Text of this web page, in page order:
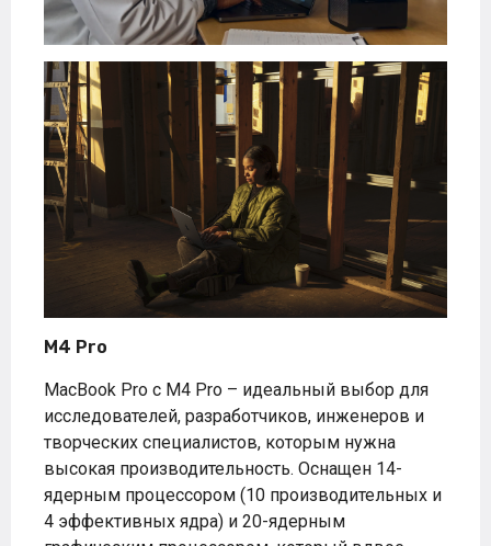
M4 Pro
MacBook Pro с M4 Pro – идеальный выбор для
исследователей, разработчиков, инженеров и
творческих специалистов, которым нужна
высокая производительность. Оснащен 14-
ядерным процессором (10 производительных и
4 эффективных ядра) и 20-ядерным